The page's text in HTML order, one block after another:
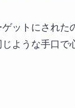
ットにされた
ような手口